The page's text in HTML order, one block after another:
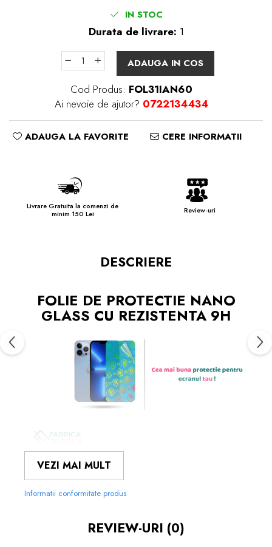
IN STOC
Durata de livrare: 1
ADAUGA IN COS
Cod Produs: FOL31IAN60
Ai nevoie de ajutor? 0722134434
ADAUGA LA FAVORITE CERE INFORMATII
Livrare Gratuita la comenzi de
minim 150 Lei
Review-uri
DESCRIERE
FOLIE DE PROTECTIE NANO
GLASS CU REZISTENTA 9H
FOLIILE NOASTRE SUNT
DE APLICATSI LE POTI MONTA
CHIAR TU.
PRODUCEREA FOLIILOR
STICLA PE CARE O STIM CU
VEZI MAI MULT
Informatii conformitate produs
REVIEW-URI (0)